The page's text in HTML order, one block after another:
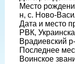
Место
н, с. Ново-
Дата и место
РВК,
Врадиевский
Последнее
Воинское